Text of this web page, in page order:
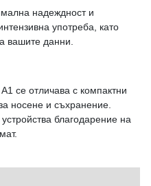
надеждност и
употреба, като
вашите данни.
се отличава с компактни
носене и съхранение.
благодарение на